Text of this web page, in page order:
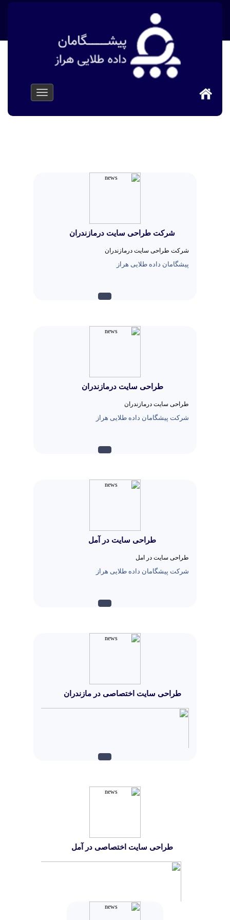
شرکت طراحی سایت درمازندران
شرکت طراحی سایت درمازندران
پیشگامان داده طلایی هراز
بيشتر...
طراحی سایت درمازندران
طراحی سایت درمازندران
شرکت پیشگامان داده طلایی هراز
بيشتر...
طراحی سایت در آمل
طراحی سایت در آمل
شرکت پیشگامان داده طلایی هراز
بيشتر...
طراحی سایت اختصاصی در مازندران
طراحی اختصاصی بهترین گزینه است. این نوع طراحی
کاملاً بر اساس نیاز شما برنامه ریزی و کدنویسی می
بيشتر...
طراحی سایت اختصاصی در آمل